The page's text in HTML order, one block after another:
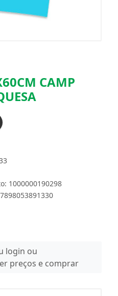
CAMP
1000000190298
login ou
preços e comprar